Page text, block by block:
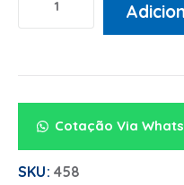
Cotação Via
SKU: 458